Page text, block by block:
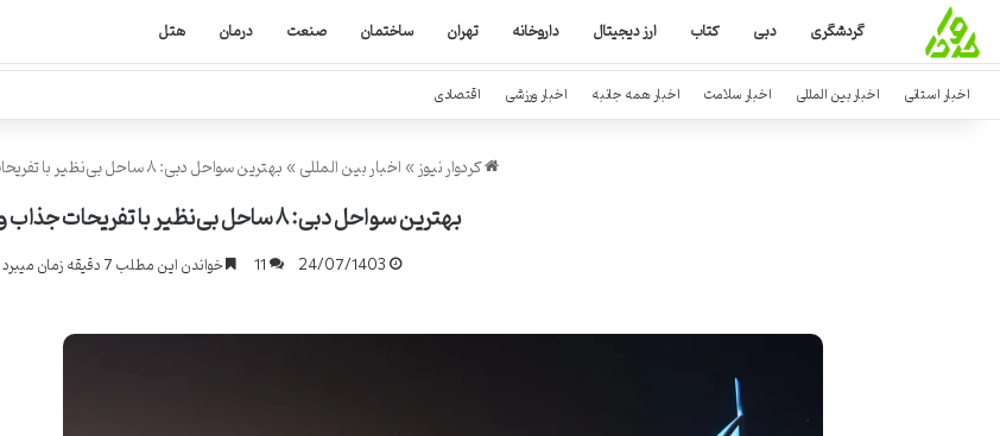
گردشگری دبی کتاب ارز دیجیتال داروخانه تهران ساختمان صنعت درمان هتل
اخبار استانی اخبار بین المللی اخبار سلامت اخبار همه جانبه اخبار ورزشی اقتصادی
کردوار نیوز»اخبار بین المللی»بهترین سواحل دبی: ۸ ساحل بی‌نظیر با تفریحات جذاب و دیدنی
بهترین سواحل دبی: ۸ ساحل بی‌نظیر با تفریحات جذاب و دیدنی
24/07/1403
11 خواندن این مطلب 7 دقیقه زمان میبرد